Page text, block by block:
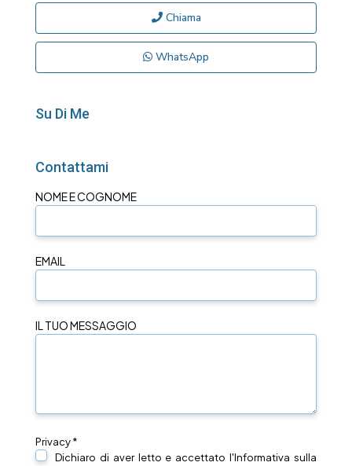
Chiama
WhatsApp
Su Di Me
Contattami
NOME E COGNOME
EMAIL
IL TUO MESSAGGIO
Privacy *
Dichiaro di aver letto e accettato l'Informativa sulla